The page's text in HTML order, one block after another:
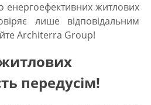
енергоефективних житлових
лише відповідальним
Architerra Group!
передусім!